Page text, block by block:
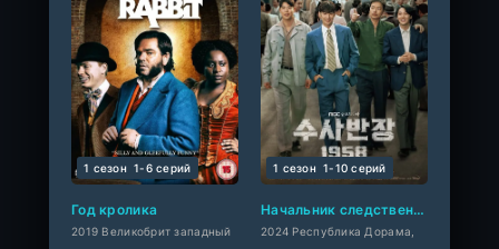
Год кролика
2019 Великобрит западный
1 сезон 1-6 cерий
Начальник следственного отдела, 1958 год
2024 Республика Дорама,
1 сезон 1-10 cерий